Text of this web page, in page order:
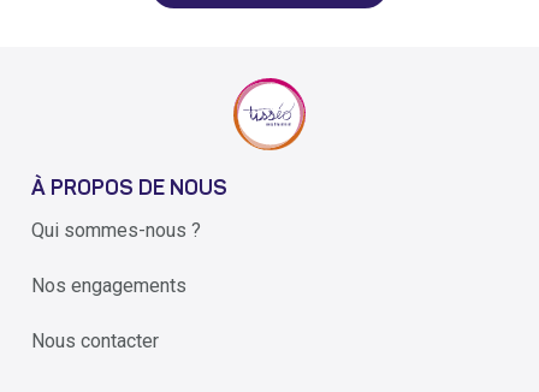
À PROPOS DE NOUS
Qui sommes-nous ?
Nos engagements
Nous contacter